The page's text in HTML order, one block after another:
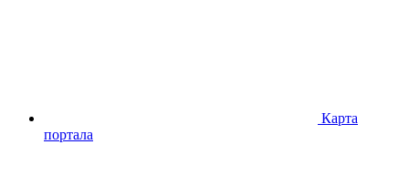
Карта
портала